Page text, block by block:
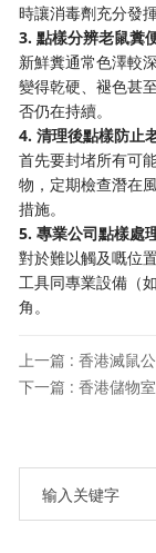
時讓消毒劑充分發
3. 點樣分辨老鼠糞
新鮮糞通常色澤較
變得乾硬、褪色甚
否仍在持續。
4. 清理後點樣防止
首先要封堵所有可
物，定期檢查潛在
措施。
5. 專業公司點樣處
對於難以觸及嘅位
工具同專業設備（
角。
上一篇 : 香港滅鼠